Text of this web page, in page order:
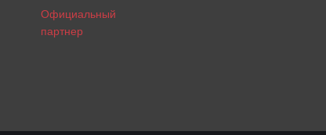
Официальный
партнер